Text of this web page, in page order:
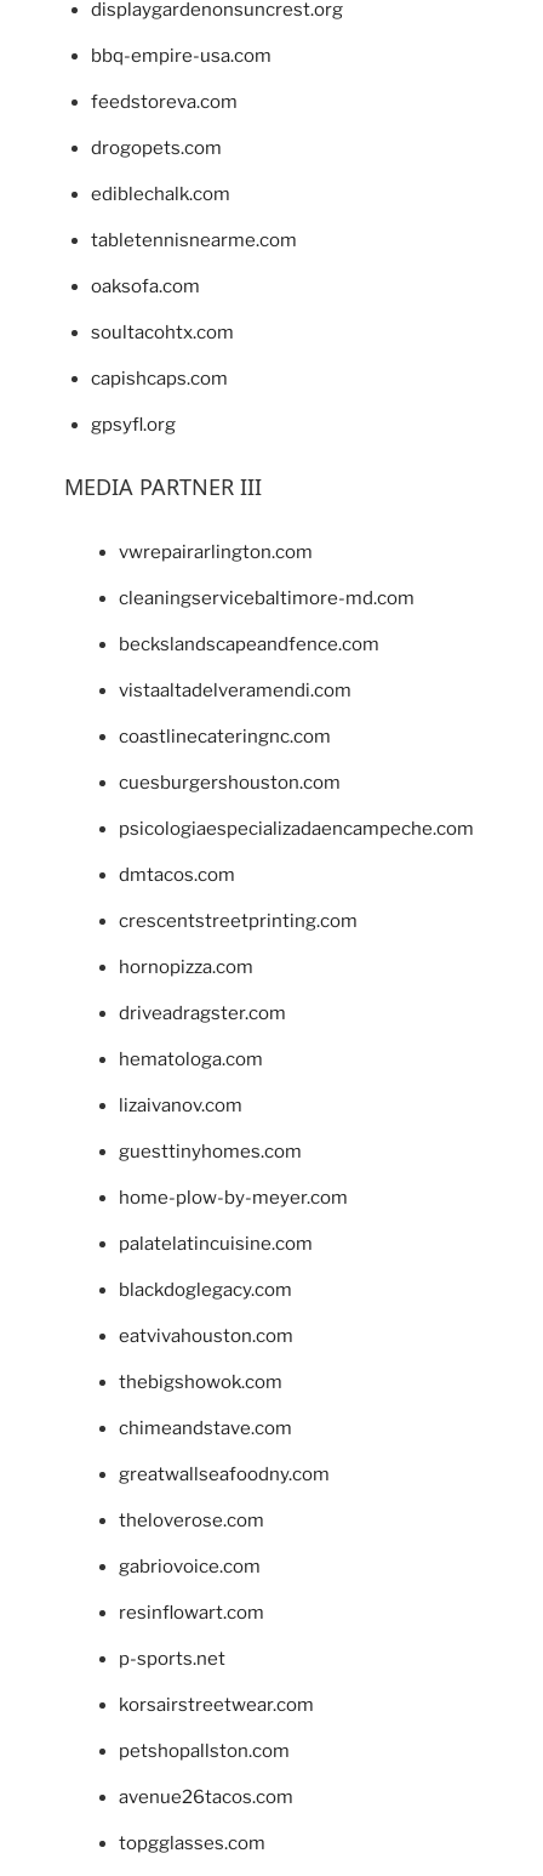
displaygardenonsuncrest.org
bbq-empire-usa.com
feedstoreva.com
drogopets.com
ediblechalk.com
tabletennisnearme.com
oaksofa.com
soultacohtx.com
capishcaps.com
gpsyfl.org
MEDIA PARTNER III
vwrepairarlington.com
cleaningservicebaltimore-md.com
beckslandscapeandfence.com
vistaaltadelveramendi.com
coastlinecateringnc.com
cuesburgershouston.com
psicologiaespecializadaencampeche.com
dmtacos.com
crescentstreetprinting.com
hornopizza.com
driveadragster.com
hematologa.com
lizaivanov.com
guesttinyhomes.com
home-plow-by-meyer.com
palatelatincuisine.com
blackdoglegacy.com
eatvivahouston.com
thebigshowok.com
chimeandstave.com
greatwallseafoodny.com
theloverose.com
gabriovoice.com
resinflowart.com
p-sports.net
korsairstreetwear.com
petshopallston.com
avenue26tacos.com
topgglasses.com